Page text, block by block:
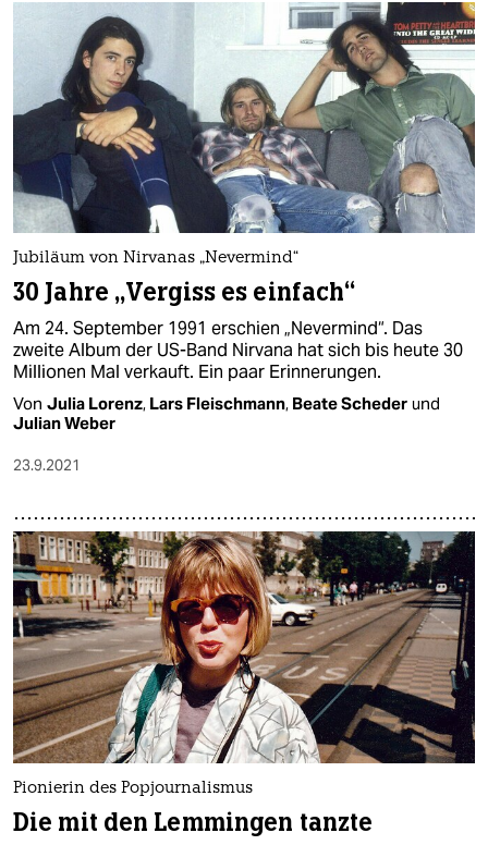
Jubiläum von Nirvanas „Nevermind“
30 Jahre „Vergiss es einfach“
Am 24. September 1991 erschien „Nevermind“. Das
zweite Album der US-Band Nirvana hat sich bis heute 30
Millionen Mal verkauft. Ein paar Erinnerungen.
Von Julia Lorenz, Lars Fleischmann, Beate Scheder und
Julian Weber
23.9.2021
Pionierin des Popjournalismus
Die mit den Lemmingen tanzte